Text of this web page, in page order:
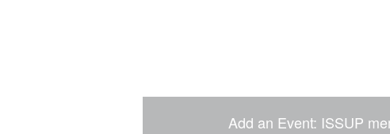
Add an Event: ISSUP